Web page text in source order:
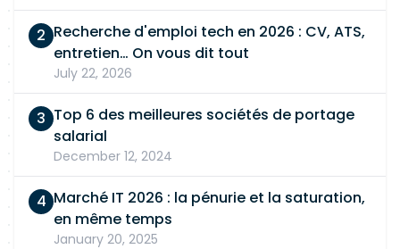
Recherche d'emploi tech en 2026 : CV, ATS,
entretien… On vous dit tout
July 22, 2026
Top 6 des meilleures sociétés de portage
salarial
December 12, 2024
Marché IT 2026 : la pénurie et la saturation,
en même temps
January 20, 2025